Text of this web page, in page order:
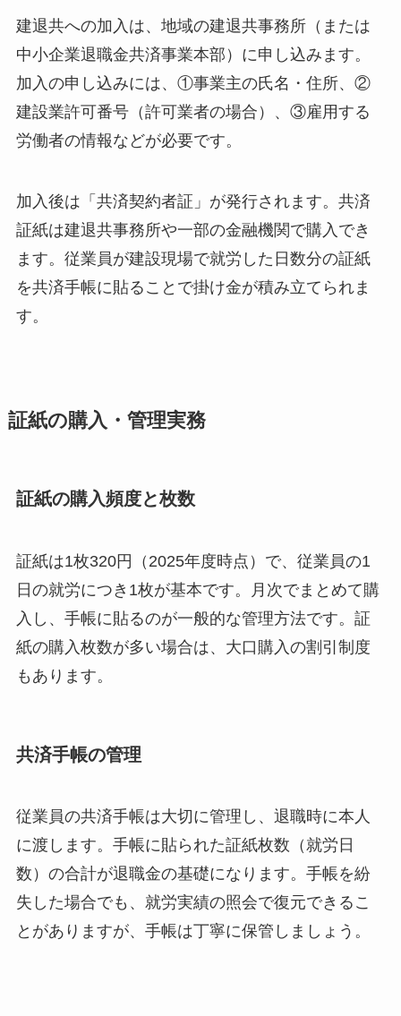
建退共への加入は、地域の建退共事務所（または
中小企業退職金共済事業本部）に申し込みます。
加入の申し込みには、①事業主の氏名・住所、②
建設業許可番号（許可業者の場合）、③雇用する
労働者の情報などが必要です。
加入後は「共済契約者証」が発行されます。共済
証紙は建退共事務所や一部の金融機関で購入でき
ます。従業員が建設現場で就労した日数分の証紙
を共済手帳に貼ることで掛け金が積み立てられま
す。
証紙の購入・管理実務
証紙の購入頻度と枚数
証紙は1枚320円（2025年度時点）で、従業員の1
日の就労につき1枚が基本です。月次でまとめて購
入し、手帳に貼るのが一般的な管理方法です。証
紙の購入枚数が多い場合は、大口購入の割引制度
もあります。
共済手帳の管理
従業員の共済手帳は大切に管理し、退職時に本人
に渡します。手帳に貼られた証紙枚数（就労日
数）の合計が退職金の基礎になります。手帳を紛
失した場合でも、就労実績の照会で復元できるこ
とがありますが、手帳は丁寧に保管しましょう。